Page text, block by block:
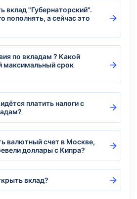
вклад "Губернаторский".
пополнять, а сейчас это
по вкладам ? Какой
максимальный срок
платить налоги с
валютный счет в Москве,
доллары с Кипра?
вклад?